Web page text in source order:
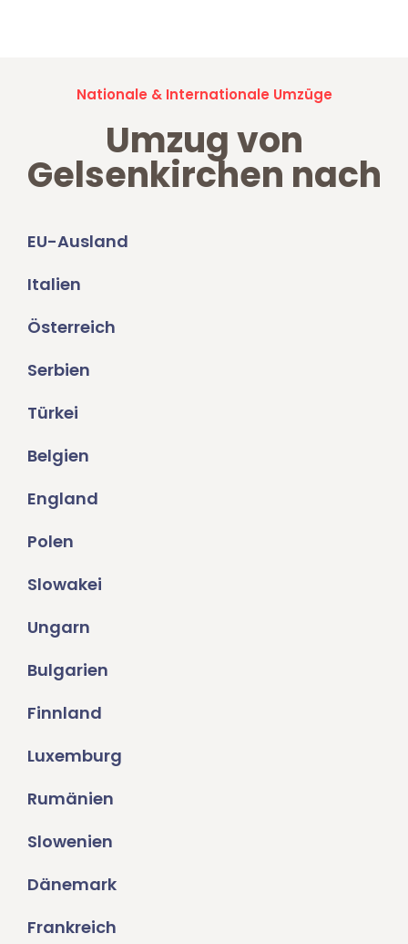
Nationale & Internationale Umzüge
Umzug von
Gelsenkirchen nach
EU-Ausland
Italien
Österreich
Serbien
Türkei
Belgien
England
Polen
Slowakei
Ungarn
Bulgarien
Finnland
Luxemburg
Rumänien
Slowenien
Dänemark
Frankreich